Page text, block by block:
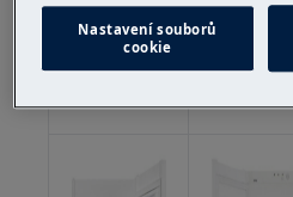
Chladnička
Mraznička
uvnitř na
Nastavení souborů
cookie